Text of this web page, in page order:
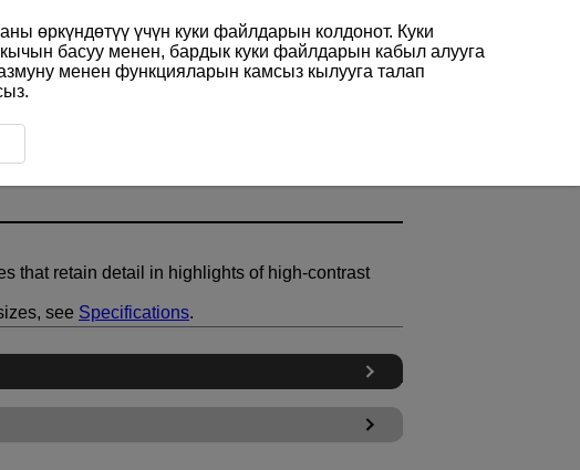
that retain detail in highlights of high-contrast
see Specifications.
өркүндөтүү үчүн куки файлдарын колдонот. Куки
басуу менен, бардык куки файлдарын кабыл алууга
менен функцияларын камсыз кылууга талап